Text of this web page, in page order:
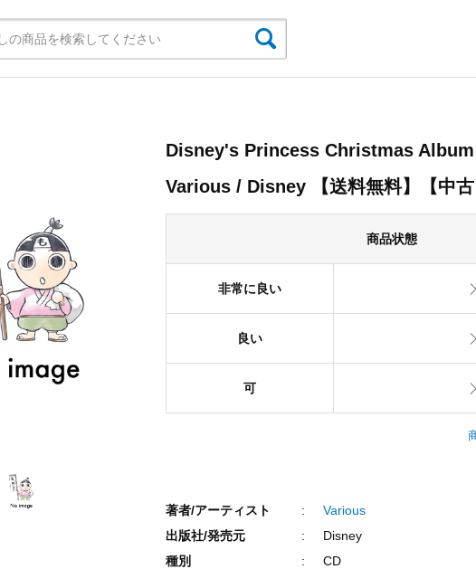
Disney's Princess Christmas
Various / Disney 【送料無料】【中古
商品状態
非常に良い
良い
可
著者/アーティスト
Various
出版社/発売元
Disney
種別
CD